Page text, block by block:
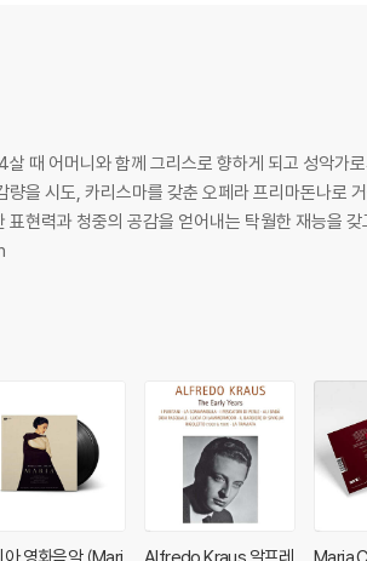
때 어머니와 함께 그리스로 향하게 되고 성악가
을 시도, 카리스마를 갖춘 오페라 프리마돈나로
현력과 청중의 공감을 얻어내는 탁월한 재능을